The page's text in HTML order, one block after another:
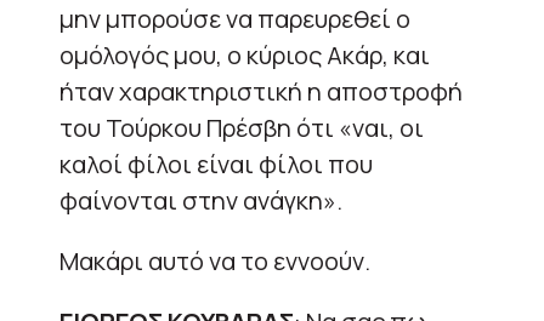
μην μπορούσε να παρευρεθεί ο
ομόλογός μου, ο κύριος Ακάρ, και
ήταν χαρακτηριστική η αποστροφή
του Τούρκου Πρέσβη ότι «ναι, οι
καλοί φίλοι είναι φίλοι που
φαίνονται στην ανάγκη».
Μακάρι αυτό να το εννοούν.